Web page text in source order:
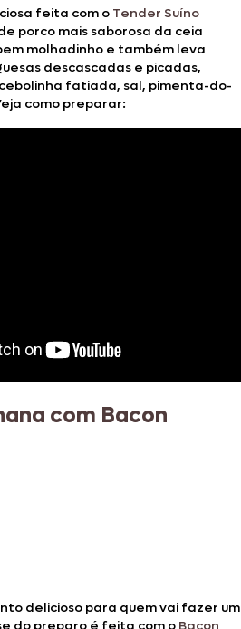
feita com o Tender Suíno
porco mais saborosa da ceia
molhadinho e também leva
descascadas e picadas,
fatiada, sal, pimenta-do-
como preparar:
com Bacon
delicioso para quem vai fazer um